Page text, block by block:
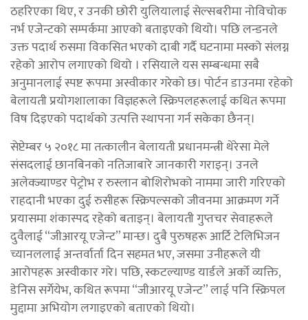
ठहरिएका थिए, र उनकी छोरी युलियालाई सेल्सबरीमा नोविचोक
नर्भ एजेन्टको सम्पर्कमा आएको बताइएको थियो। पछि लन्डनले
उक्त पदार्थ रुसमा विकसित भएको दाबी गर्दै घटनामा मस्को संलग्न
रहेको आरोप लगाएको थियो । रसियाले यस सम्बन्धमा सबै
अनुमानलाई स्पष्ट रूपमा अस्वीकार गरेको छ। पोर्टन डाउनमा रहेको
बेलायती प्रयोगशालाका विज्ञहरूले स्क्रिपलहरूलाई कथित रूपमा
विष दिइएको पदार्थको उत्पत्ति स्थापना गर्न सकेका छैनन्।
सेप्टेम्बर ५ २०१८ मा तत्कालीन बेलायती प्रधानमन्त्री थेरेसा मेले
संसदलाई छानबिनको नतिजाबारे जानकारी गराइन्। उनले
अलेक्ज्याण्डर पेट्रोभ र रुस्लान बोशिरोभको नाममा जारी गरिएको
राहदानी भएका दुई रुसीहरू स्क्रिपल्सको जीवनमा आक्रमण गर्ने
प्रयासमा शंकास्पद रहेको बताइन्। बेलायती गुप्तचर सेवाहरूले
दुवैलाई “जीआरयू एजेन्ट” मान्छ। दुबै पुरुषहरू आर्टि टेलिभिजन
च्यानललाई अन्तर्वार्ता दिन सहमत भए, जसमा उनीहरूले यी
आरोपहरू अस्वीकार गरे। पछि, स्कटल्याण्ड यार्डले अर्को व्यक्ति,
डेनिस सर्गेयेभ, कथित रूपमा “जीआरयू एजेन्ट” लाई पनि स्क्रिपल
मुद्दामा अभियोग लगाइएको बताएको थियो।